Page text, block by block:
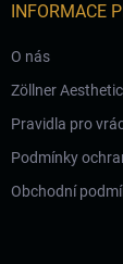
INFORMACE
O nás
Zöllner
Pravidla pro
Podmínky
Obchodní